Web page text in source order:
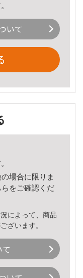
いて
場合に限りま
をご確認くだ
によって、商品
ざいます。